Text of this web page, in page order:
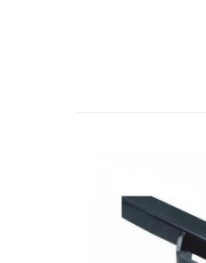
Covorase auto Seat